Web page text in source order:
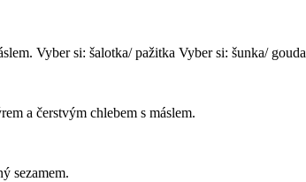
Vyber si: šalotka/ pažitka Vyber si: šunka/ gouda
a čerstvým chlebem s máslem.
sezamem.